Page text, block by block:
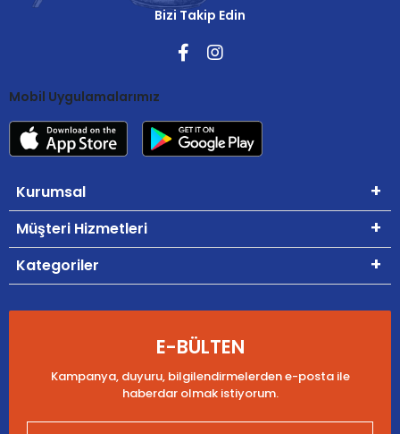
Bizi Takip Edin
Mobil Uygulamalarımız
Kurumsal
Müşteri Hizmetleri
Kategoriler
E-BÜLTEN
Kampanya, duyuru, bilgilendirmelerden e-posta ile
haberdar olmak istiyorum.